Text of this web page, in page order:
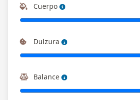
Cuerpo
Dulzura
Balance